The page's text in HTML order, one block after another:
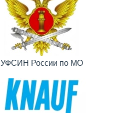
УФСИН России по МО